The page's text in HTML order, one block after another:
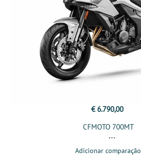
€ 6.790,00
CFMOTO 700MT
Adicionar comparação